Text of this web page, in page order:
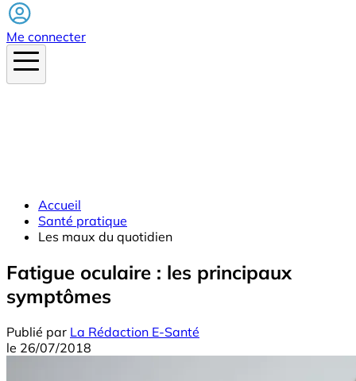
Me connecter
Accueil
Santé pratique
Les maux du quotidien
Fatigue oculaire : les principaux
symptômes
Publié par La Rédaction E-Santé
le 26/07/2018